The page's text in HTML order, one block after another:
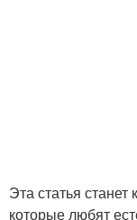
Эта статья
которые любят